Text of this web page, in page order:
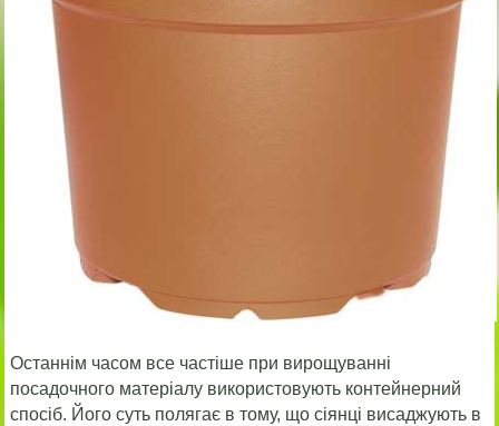
Останнім часом все частіше при вирощуванні
посадочного матеріалу використовують контейнерний
спосіб. Його суть полягає в тому, що сіянці висаджують в